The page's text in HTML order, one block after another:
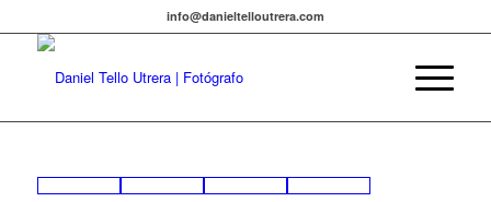
info@danieltelloutrera.com